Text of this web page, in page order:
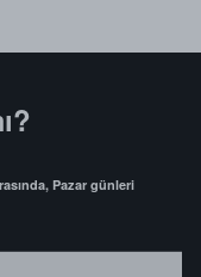
Pazar günleri